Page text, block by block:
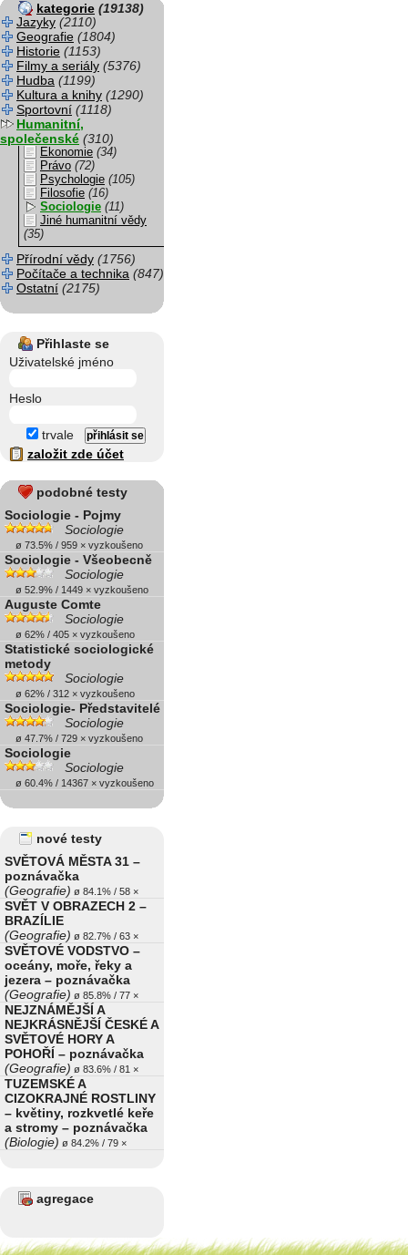
kategorie (19138)
Jazyky (2110)
Geografie (1804)
Historie (1153)
Filmy a seriály (5376)
Hudba (1199)
Kultura a knihy (1290)
Sportovní (1118)
Humanitní,
společenské (310)
Ekonomie (34)
Právo (72)
Psychologie (105)
Filosofie (16)
Sociologie (11)
Jiné humanitní vědy
(35)
Přírodní vědy (1756)
Počítače a technika (847)
Ostatní (2175)
Přihlaste se
Uživatelské jméno
Heslo
trvale
založit zde účet
podobné testy
Sociologie - Pojmy
Sociologie
ø 73.5% / 959 × vyzkoušeno
Sociologie - Všeobecně
Sociologie
ø 52.9% / 1449 × vyzkoušeno
Auguste Comte
Sociologie
ø 62% / 405 × vyzkoušeno
Statistické sociologické
metody
Sociologie
ø 62% / 312 × vyzkoušeno
Sociologie- Představitelé
Sociologie
ø 47.7% / 729 × vyzkoušeno
Sociologie
Sociologie
ø 60.4% / 14367 × vyzkoušeno
nové testy
SVĚTOVÁ MĚSTA 31 –
poznávačka
(Geografie) ø 84.1% / 58 ×
SVĚT V OBRAZECH 2 –
BRAZÍLIE
(Geografie) ø 82.7% / 63 ×
SVĚTOVÉ VODSTVO –
oceány, moře, řeky a
jezera – poznávačka
(Geografie) ø 85.8% / 77 ×
NEJZNÁMĚJŠÍ A
NEJKRÁSNĚJŠÍ ČESKÉ A
SVĚTOVÉ HORY A
POHOŘÍ – poznávačka
(Geografie) ø 83.6% / 81 ×
TUZEMSKÉ A
CIZOKRAJNÉ ROSTLINY
– květiny, rozkvetlé keře
a stromy – poznávačka
(Biologie) ø 84.2% / 79 ×
agregace